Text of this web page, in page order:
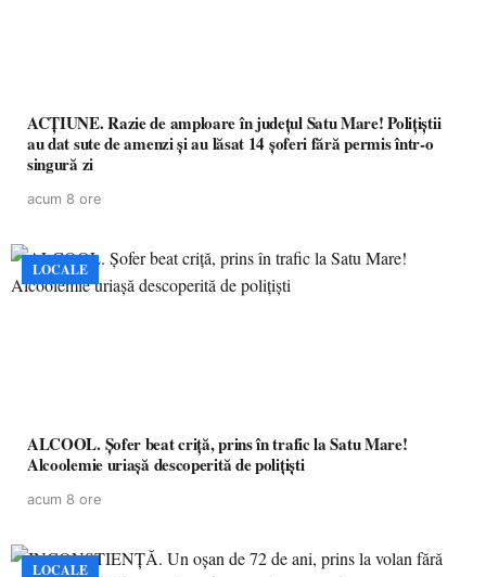
ACȚIUNE. Razie de amploare în județul Satu Mare! Polițiștii
au dat sute de amenzi și au lăsat 14 șoferi fără permis într-o
singură zi
acum 8 ore
LOCALE
ALCOOL. Șofer beat criță, prins în trafic la Satu Mare!
Alcoolemie uriașă descoperită de polițiști
acum 8 ore
LOCALE